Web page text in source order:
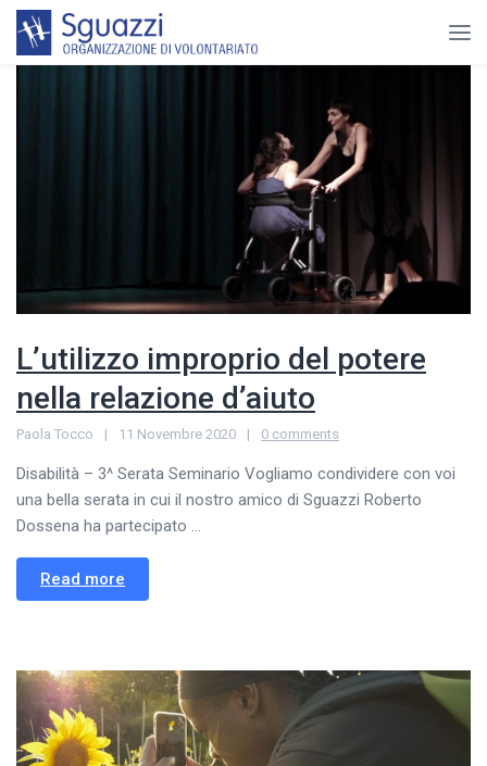
L’utilizzo improprio del potere
nella relazione d’aiuto
Paola Tocco 11 Novembre 2020 0 comments
Disabilità – 3^ Serata Seminario Vogliamo condividere con voi
una bella serata in cui il nostro amico di Sguazzi Roberto
Dossena ha partecipato ...
Read more